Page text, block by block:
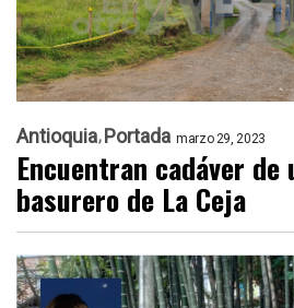
Antioquia Portada marzo 29, 2023
Encuentran cadáver de
basurero de La Ceja